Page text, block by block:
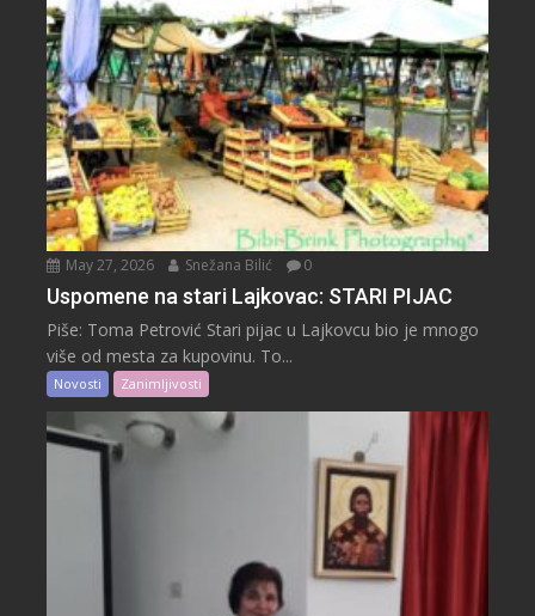
May 27, 2026 Snežana Bilić 0
Uspomene na stari Lajkovac: STARI PIJAC
Piše: Toma Petrović Stari pijac u Lajkovcu bio je mnogo
više od mesta za kupovinu. To...
Novosti Zanimljivosti